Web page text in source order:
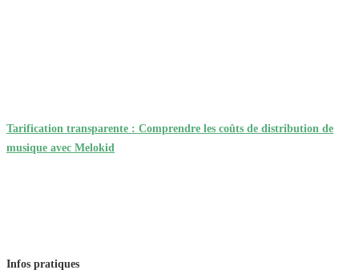
Tarification transparente : Comprendre les coûts de distribution de
musique avec Melokid
Infos pratiques